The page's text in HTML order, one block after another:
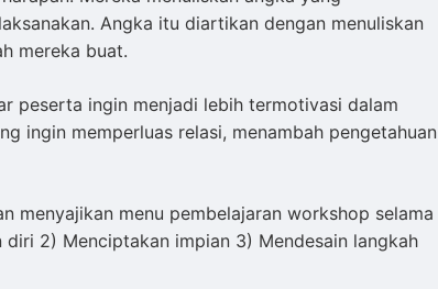
Angka itu diartikan dengan menuliskan
mereka buat.
peserta ingin menjadi lebih termotivasi dalam
ingin memperluas relasi, menambah pengetahuan
menyajikan menu pembelajaran workshop selama
2) Menciptakan impian 3) Mendesain langkah